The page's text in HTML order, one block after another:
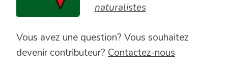
naturalistes
Vous avez une question? Vous souhaitez
devenir contributeur? Contactez-nous